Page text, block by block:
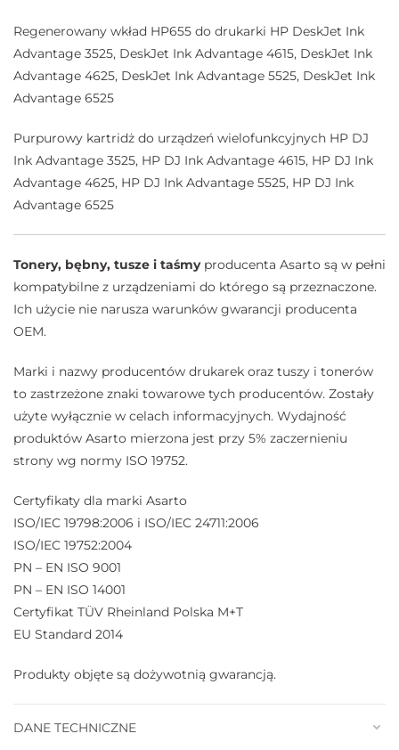
Regenerowany wkład HP655 do drukarki HP DeskJet Ink
Advantage 3525, DeskJet Ink Advantage 4615, DeskJet Ink
Advantage 4625, DeskJet Ink Advantage 5525, DeskJet Ink
Advantage 6525
Purpurowy kartridż do urządzeń wielofunkcyjnych HP DJ
Ink Advantage 3525, HP DJ Ink Advantage 4615, HP DJ Ink
Advantage 4625, HP DJ Ink Advantage 5525, HP DJ Ink
Advantage 6525
Tonery, bębny, tusze i taśmyproducenta Asarto są w pełni
kompatybilne z urządzeniami do którego są przeznaczone.
Ich użycie nie narusza warunków gwarancji producenta
OEM.
Marki i nazwy producentów drukarek oraz tuszy i tonerów
to zastrzeżone znaki towarowe tych producentów. Zostały
użyte wyłącznie w celach informacyjnych. Wydajność
produktów Asarto mierzona jest przy 5% zaczernieniu
strony wg normy ISO 19752.
Certyfikaty dla marki Asarto
ISO/IEC 19798:2006 i ISO/IEC 24711:2006
ISO/IEC 19752:2004
PN – EN ISO 9001
PN – EN ISO 14001
Certyfikat TÜV Rheinland Polska M+T
EU Standard 2014
Produkty objęte są dożywotnią gwarancją.
DANE TECHNICZNE